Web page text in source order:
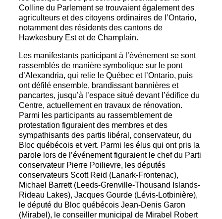
Colline du Parlement se trouvaient également des
agriculteurs et des citoyens ordinaires de l’Ontario,
notamment des résidents des cantons de
Hawkesbury Est et de Champlain.
Les manifestants participant à l’événement se sont
rassemblés de manière symbolique sur le pont
d’Alexandria, qui relie le Québec et l’Ontario, puis
ont défilé ensemble, brandissant bannières et
pancartes, jusqu’à l’espace situé devant l’édifice du
Centre, actuellement en travaux de rénovation.
Parmi les participants au rassemblement de
protestation figuraient des membres et des
sympathisants des partis libéral, conservateur, du
Bloc québécois et vert. Parmi les élus qui ont pris la
parole lors de l’événement figuraient le chef du Parti
conservateur Pierre Poilievre, les députés
conservateurs Scott Reid (Lanark-Frontenac),
Michael Barrett (Leeds-Grenville-Thousand Islands-
Rideau Lakes), Jacques Gourde (Lévis-Lotbinière),
le député du Bloc québécois Jean-Denis Garon
(Mirabel), le conseiller municipal de Mirabel Robert